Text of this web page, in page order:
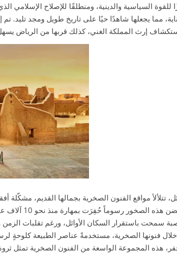
للقوة السياسية والدينية، ومنطلقًا للإصلاح الإسلامي
إرث المملكة الغني، كذلك قربها من الرياض يسهل
تتلألأ مواقع الفنون الصخرية بجمالها القديم،
الحالية،
سمحت باستقرار السكان الأوائل، ورغم تقلبات الزمن
فنونها الصخرية، مستخدمةً عناصر الطبيعة كلوحةٍ
هذه المجموعة الواسعة من الفنون الصخرية تمثل